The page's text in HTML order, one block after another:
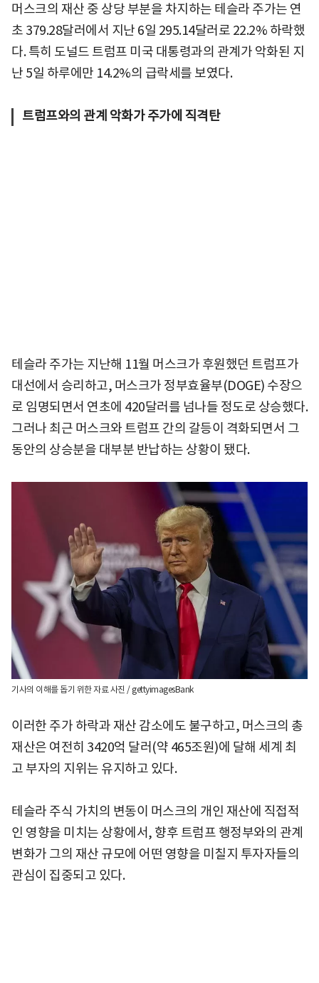
머스크의 재산 중 상당 부분을 차지하는 테슬라 주가는 연
초 379.28달러에서 지난 6일 295.14달러로 22.2% 하락했
다. 특히 도널드 트럼프 미국 대통령과의 관계가 악화된 지
난 5일 하루에만 14.2%의 급락세를 보였다.
트럼프와의 관계 악화가 주가에 직격탄
테슬라 주가는 지난해 11월 머스크가 후원했던 트럼프가
대선에서 승리하고, 머스크가 정부효율부(DOGE) 수장으
로 임명되면서 연초에 420달러를 넘나들 정도로 상승했다.
그러나 최근 머스크와 트럼프 간의 갈등이 격화되면서 그
동안의 상승분을 대부분 반납하는 상황이 됐다.
기사의 이해를 돕기 위한 자료 사진 / gettyimagesBank
이러한 주가 하락과 재산 감소에도 불구하고, 머스크의 총
재산은 여전히 3420억 달러(약 465조원)에 달해 세계 최
고 부자의 지위는 유지하고 있다.
테슬라 주식 가치의 변동이 머스크의 개인 재산에 직접적
인 영향을 미치는 상황에서, 향후 트럼프 행정부와의 관계
변화가 그의 재산 규모에 어떤 영향을 미칠지 투자자들의
관심이 집중되고 있다.